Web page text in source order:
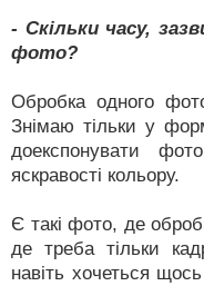
- Скільки часу,
фото?
Обробка одного
Знімаю тільки у
доекспонувати
яскравості кольору.
Є такі фото, де
де треба тільки
навіть хочеться